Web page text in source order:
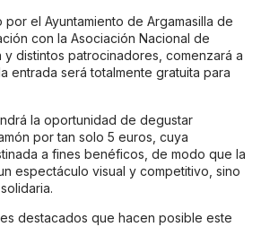
el Ayuntamiento de Argamasilla de
con la Asociación Nacional de
distintos patrocinadores, comenzará a
entrada será totalmente gratuita para
la oportunidad de degustar
por tan solo 5 euros, cuya
a fines benéficos, de modo que la
espectáculo visual y competitivo, sino
destacados que hacen posible este